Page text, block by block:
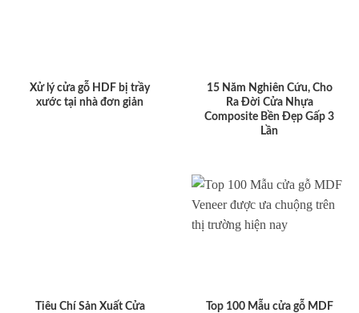
Xử lý cửa gỗ HDF bị trầy
xước tại nhà đơn giản
15 Năm Nghiên Cứu, Cho
Ra Đời Cửa Nhựa
Composite Bền Đẹp Gấp 3
Lần
Tiêu Chí Sản Xuất Cửa
Top 100 Mẫu cửa gỗ MDF